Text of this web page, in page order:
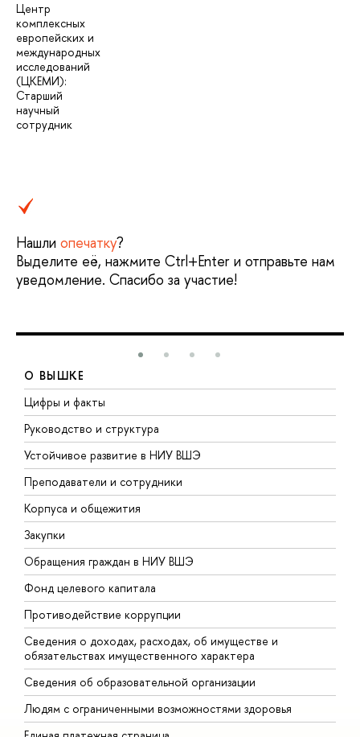
Центр
комплексных
европейских и
международных
исследований
(ЦКЕМИ):
Старший
научный
сотрудник
Нашли опечатку?
Выделите её, нажмите Ctrl+Enter и отправьте нам
уведомление. Спасибо за участие!
О ВЫШКЕ
Цифры и факты
Руководство и структура
Устойчивое развитие в НИУ ВШЭ
Преподаватели и сотрудники
Корпуса и общежития
Закупки
Обращения граждан в НИУ ВШЭ
Фонд целевого капитала
Противодействие коррупции
Сведения о доходах, расходах, об имуществе и
обязательствах имущественного характера
Сведения об образовательной организации
Людям с ограниченными возможностями здоровья